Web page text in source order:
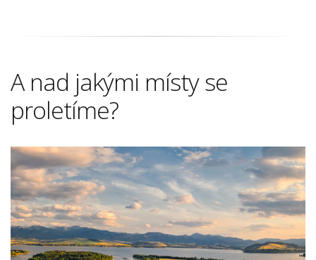
A nad jakými místy se
proletíme?